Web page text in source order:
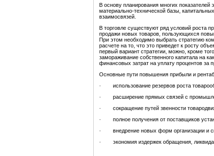
В основу планирования многих показателей
материально-технической базы,
взаимосвязей.
В торговле существуют ряд условий роста
продажи новых товаров, пользующихся
При этом необходимо выбрать стратегию
расчете на то, что это приведет к росту
первый вариант стратегии, можно, кроме
замораживание собственного капитала на
финансовых затрат на уплату процентов за
Основные пути повышения прибыли и
· использование резервов роста
· расширение прямых связей с
· сокращение путей звенности
· полное получения от поставщиков
· внедрение новых форм организации и
· экономия издержек обращения,